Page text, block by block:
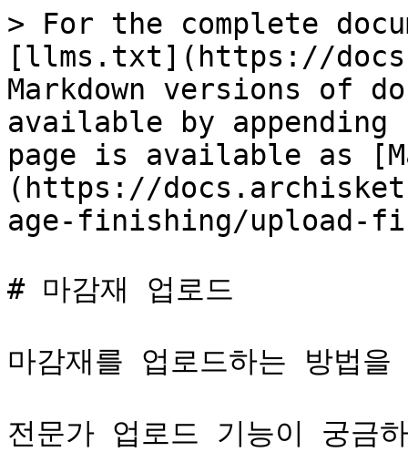
> For the complete
[llms.txt](https://
Markdown versions of
available by
page is available as
(https://
age-finishing/upload-
# 마감재 업로드
마감재를 업로드하는 방법
전문가 업로드 기능이 궁금